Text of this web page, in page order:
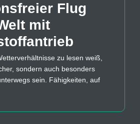
Flug
mit
zu lesen weiß,
sondern auch besonders
sein. Fähigkeiten, auf